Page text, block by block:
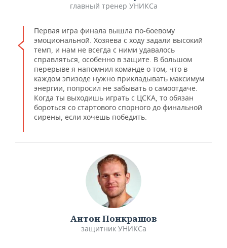
главный тренер УНИКСа
Первая игра финала вышла по-боевому
эмоциональной. Хозяева с ходу задали высокий
темп, и нам не всегда с ними удавалось
справляться, особенно в защите. В большом
перерыве я напомнил команде о том, что в
каждом эпизоде нужно прикладывать максимум
энергии, попросил не забывать о самоотдаче.
Когда ты выходишь играть с ЦСКА, то обязан
бороться со стартового спорного до финальной
сирены, если хочешь победить.
Антон Понкрашов
​защитник УНИКСа